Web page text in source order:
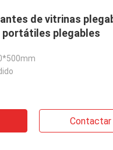
de vitrinas
portátiles plegables
Contactar